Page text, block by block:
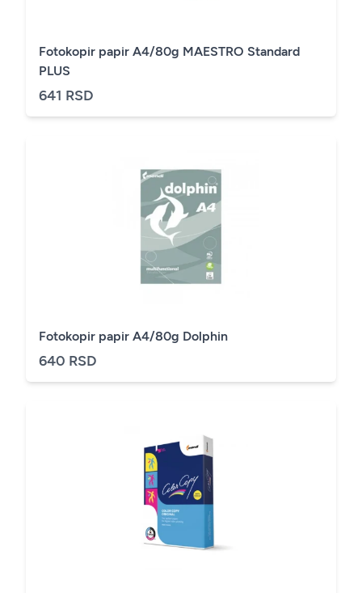
Fotokopir papir A4/80g MAESTRO Standard
PLUS
641 RSD
Fotokopir papir A4/80g Dolphin
640 RSD